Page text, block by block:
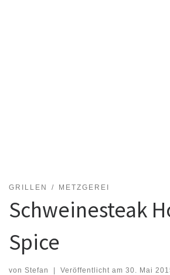
GRILLEN METZGEREI
Schweinesteak
Spice
von Stefan | Veröffentlicht am 30. Mai